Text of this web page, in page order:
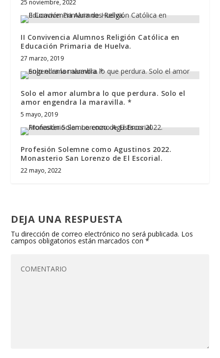
25 noviembre, 2022
II Convivencia Alumnos Religión Católica en
Educación Primaria de Huelva.
27 marzo, 2019
Solo el amor alumbra lo que perdura. Solo el
amor engendra la maravilla. *
5 mayo, 2019
Profesión Solemne como Agustinos 2022.
Monasterio San Lorenzo de El Escorial.
22 mayo, 2022
DEJA UNA RESPUESTA
Tu dirección de correo electrónico no será publicada. Los
campos obligatorios están marcados con*